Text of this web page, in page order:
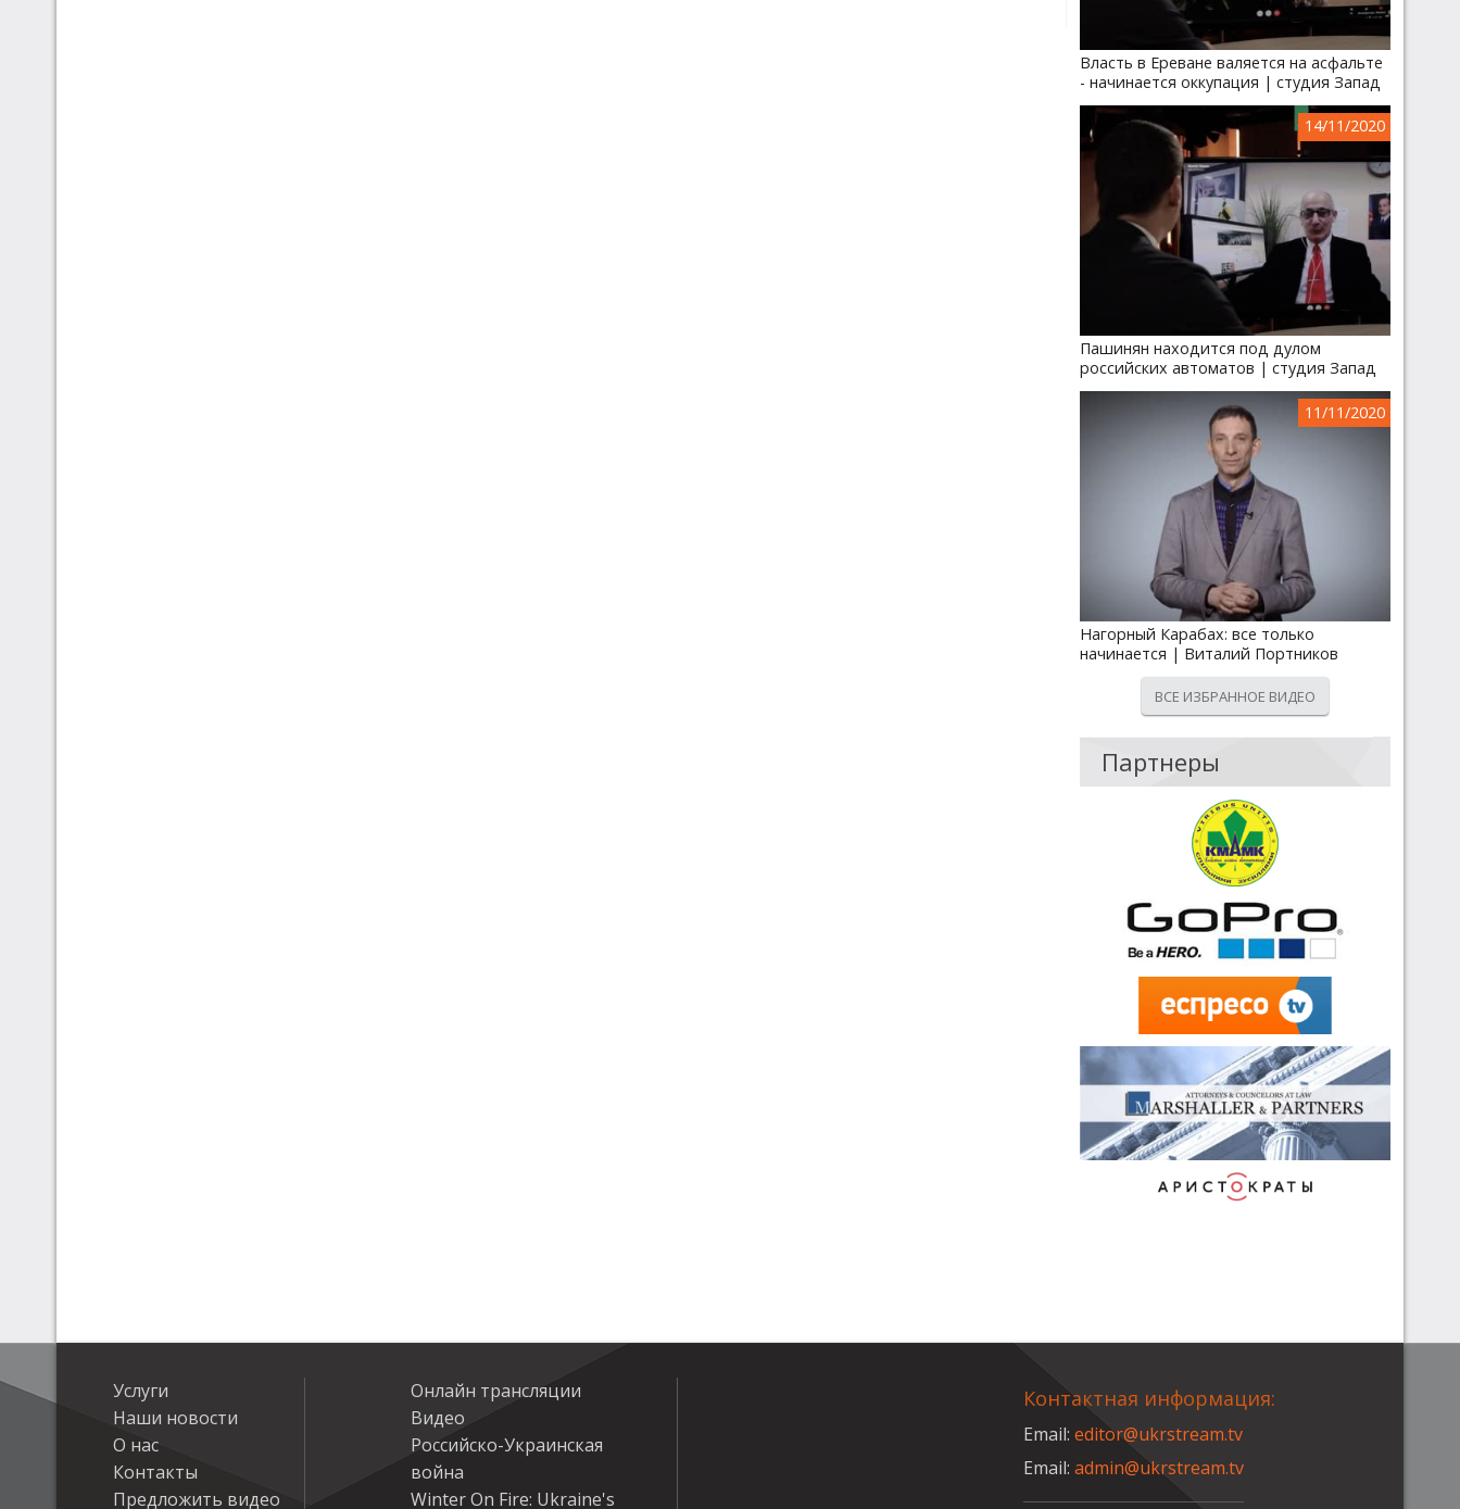
Власть в Ереване валяется на асфальте
- начинается оккупация | студия Запад
14/11/2020
Пашинян находится под дулом
российских автоматов | студия Запад
11/11/2020
Нагорный Карабах: все только
начинается | Виталий Портников
ВСЕ ИЗБРАННОЕ ВИДЕО
Партнеры
Услуги
Наши новости
О нас
Контакты
Предложить видео
Онлайн трансляции
Видео
Российско-Украинская
война
Winter On Fire: Ukraine's
Контактная информация:
Email:editor@ukrstream.tv
Email:admin@ukrstream.tv